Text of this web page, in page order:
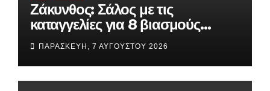
Ζάκυνθος: Σάλος με τις
καταγγελίες για 8 βιασμούς
τουριστριών σε λίγες ημέρες – Η
ανακοίνωση της ΕΛΑΣ
ΠΑΡΑΣΚΕΥΉ, 7 ΑΥΓΟΎΣΤΟΥ 2026